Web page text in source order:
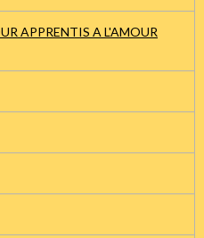
APPRENTIS A L'AMOUR